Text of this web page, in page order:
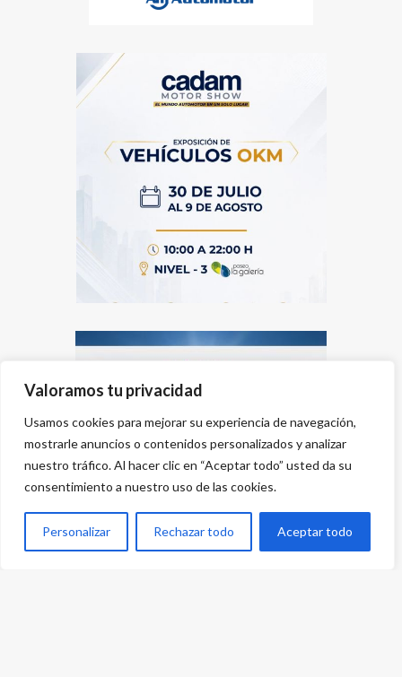
Valoramos tu privacidad
Usamos cookies para mejorar su experiencia de navegación,
mostrarle anuncios o contenidos personalizados y analizar
nuestro tráfico. Al hacer clic en “Aceptar todo” usted da su
consentimiento a nuestro uso de las cookies.
Personalizar Rechazar todo Aceptar todo